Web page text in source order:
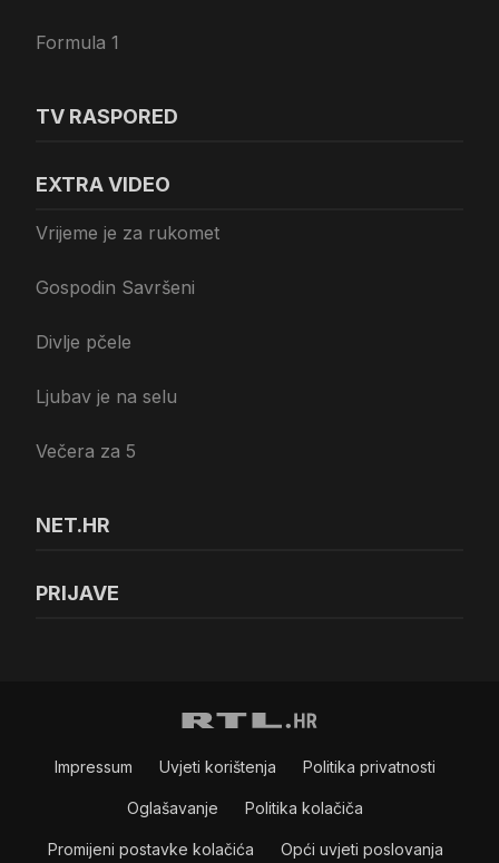
Formula 1
TV RASPORED
EXTRA VIDEO
Vrijeme je za rukomet
Gospodin Savršeni
Divlje pčele
Ljubav je na selu
Večera za 5
NET.HR
PRIJAVE
Impressum Uvjeti korištenja Politika privatnosti
Oglašavanje Politika kolačiča
Promijeni postavke kolačića Opći uvjeti poslovanja